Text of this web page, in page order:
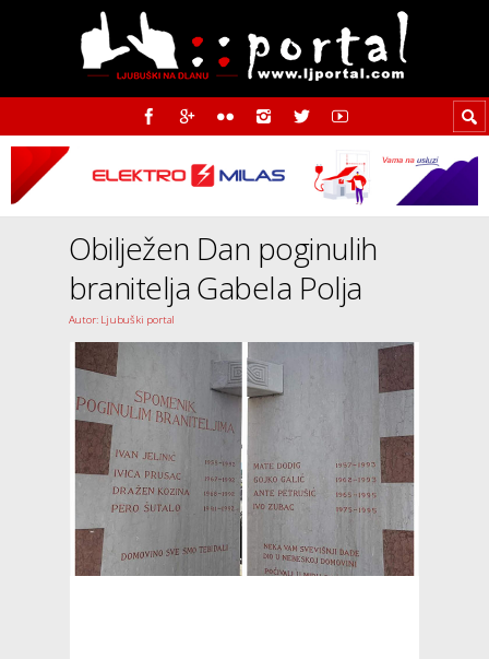
Obilježen Dan poginulih
branitelja Gabela Polja
Autor: Ljubuški portal